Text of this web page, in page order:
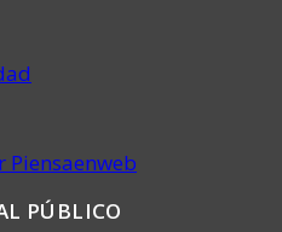
Piensaenweb
PÚBLICO